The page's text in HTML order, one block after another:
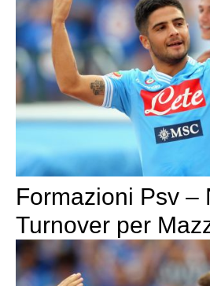
Formazioni Psv –
Turnover per